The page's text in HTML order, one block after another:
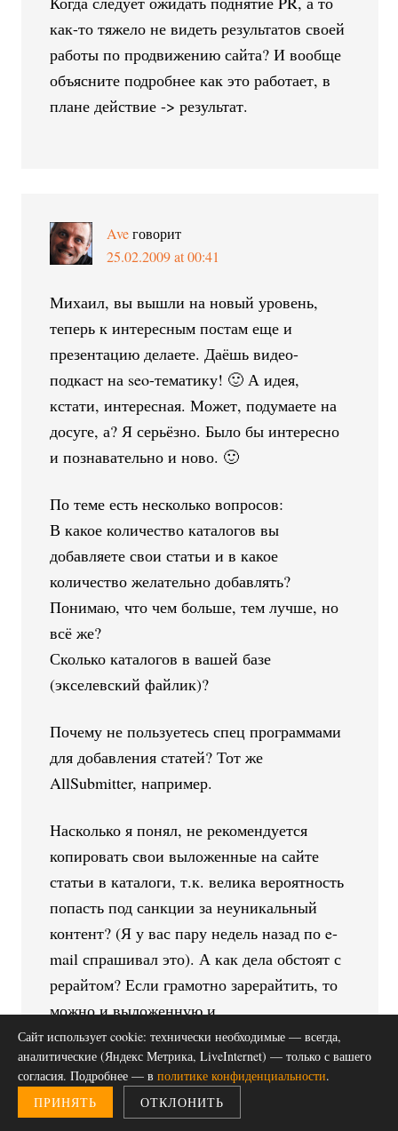
как-то тяжело не видеть результатов своей
работы по продвижению сайта? И вообще
объясните подробнее как это работает, в
плане действие -> результат.
Ave говорит
25.02.2009 at 00:41
Михаил, вы вышли на новый уровень,
теперь к интересным постам еще и
презентацию делаете. Даёшь видео-
подкаст на seo-тематику! 🙂 А идея,
кстати, интересная. Может, подумаете на
досуге, а? Я серьёзно. Было бы интересно
и познавательно и ново. 🙂
По теме есть несколько вопросов:
В какое количество каталогов вы
добавляете свои статьи и в какое
количество желательно добавлять?
Понимаю, что чем больше, тем лучше, но
всё же?
Сколько каталогов в вашей базе
(экселевский файлик)?
Почему не пользуетесь спец программами
для добавления статей? Тот же
AllSubmitter, например.
Насколько я понял, не рекомендуется
копировать свои выложенные на сайте
статьи в каталоги, т.к. велика вероятность
попасть под санкции за неуникальный
контент? (Я у вас пару недель назад по e-
mail спрашивал это). А как дела обстоят с
рерайтом? Если грамотно зарерайтить, то
можно и выложенную и
проиндексированную статью отправить в
каталоги?
Сайт использует cookie: технически необходимые — всегда,
аналитические (Яндекс Метрика, LiveInternet) — только с вашего
согласия. Подробнее — в политике конфиденциальности.
ПРИНЯТЬ
ОТКЛОНИТЬ